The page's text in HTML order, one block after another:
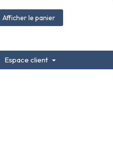
Afficher le panier
Espace client